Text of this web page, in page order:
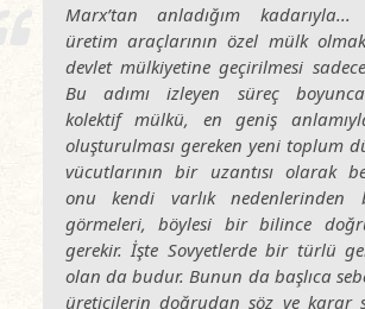
Marx’tan anladığım kadarıyla...
üretim araçlarının özel mülk
devlet mülkiyetine geçirilmesi
Bu adımı izleyen süreç
kolektif mülkü, en geniş
oluşturulması gereken yeni toplum
vücutlarının bir uzantısı olarak
onu kendi varlık nedenlerinden
görmeleri, böylesi bir bilince
gerekir. İşte Sovyetlerde bir türlü
olan da budur. Bunun da başlıca
üreticilerin doğrudan söz ve karar